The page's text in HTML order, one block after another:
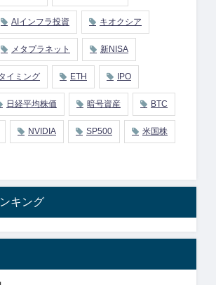
AIインフラ投資 キオクシア
メタプラネット 新NISA
イミング ETH IPO
日経平均株価 暗号資産 BTC
NVIDIA SP500 米国株
キング